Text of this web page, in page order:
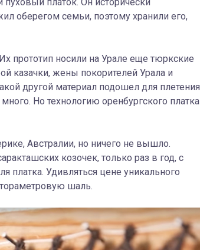
оберегом семьи, поэтому хранили его,
прототип носили на Урале еще тюркские
казачки, жены покорителей Урала и
другой материал подошел для плетения
Но технологию оренбургского платка
Австралии, но ничего не вышло.
козочек, только раз в год, с
платка. Удивляться цене уникального
шаль.